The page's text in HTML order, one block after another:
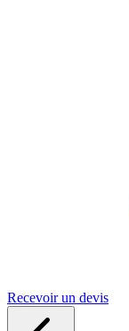
Recevoir un devis